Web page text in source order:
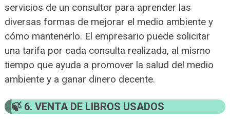
servicios de un consultor para aprender las
diversas formas de mejorar el medio ambiente y
cómo mantenerlo. El empresario puede solicitar
una tarifa por cada consulta realizada, al mismo
tiempo que ayuda a promover la salud del medio
ambiente y a ganar dinero decente.
6. VENTA DE LIBROS USADOS